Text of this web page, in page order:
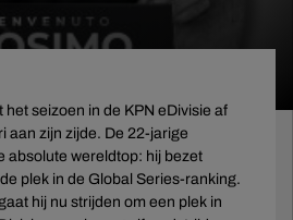
seizoen in de KPN eDivisie af
aan zijn zijde. De 22-jarige
absolute wereldtop: hij bezet
plek in de Global Series-ranking.
hij nu strijden om een plek in